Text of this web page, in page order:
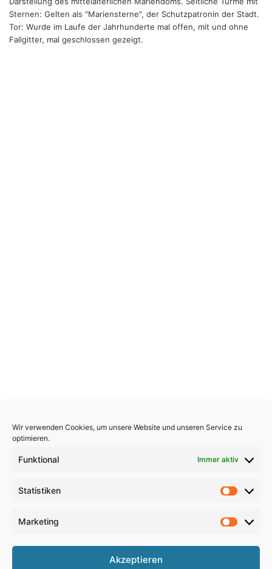
Wir verwenden Cookies, um unsere Website und unseren Service zu
optimieren.
Funktional Immer aktiv
Statistiken
Marketing
Akzeptieren
Sternen: Gelten als "Mariensterne", der Schutzpatronin der Stadt.
Tor: Wurde im Laufe der Jahrhunderte mal offen, mit und ohne
Fallgitter, mal geschlossen gezeigt.
Copyright 2026, All Rights Reserved